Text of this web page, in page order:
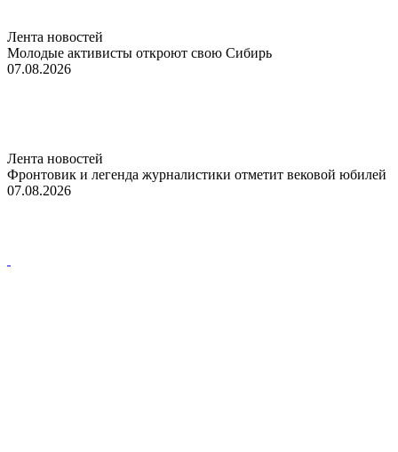
Лента новостей
Молодые активисты откроют свою Сибирь
07.08.2026
Лента новостей
Фронтовик и легенда журналистики отметит вековой юбилей
07.08.2026